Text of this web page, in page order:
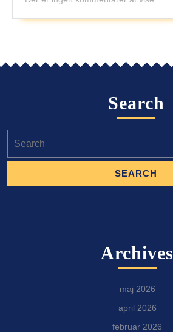
Search
for:
Archives
maj 2026
april 2026
februar 2026